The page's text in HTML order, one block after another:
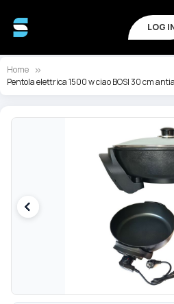
LOG
Home
Pentola elettrica 1500 w ciao BOSI 30 cm
Skip
images